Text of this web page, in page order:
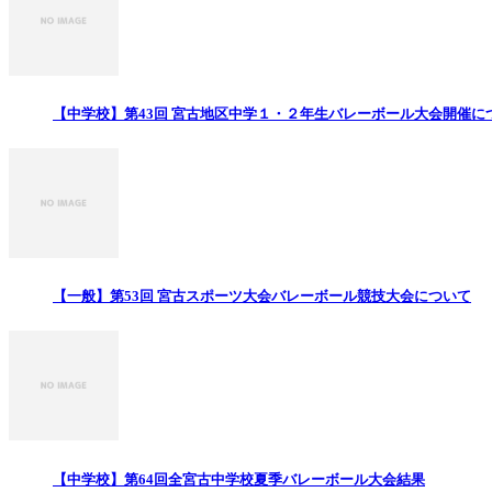
【中学校】第43回 宮古地区中学１・２年生バレーボール大会開催に
【一般】第53回 宮古スポーツ大会バレーボール競技大会について
【中学校】第64回全宮古中学校夏季バレーボール大会結果